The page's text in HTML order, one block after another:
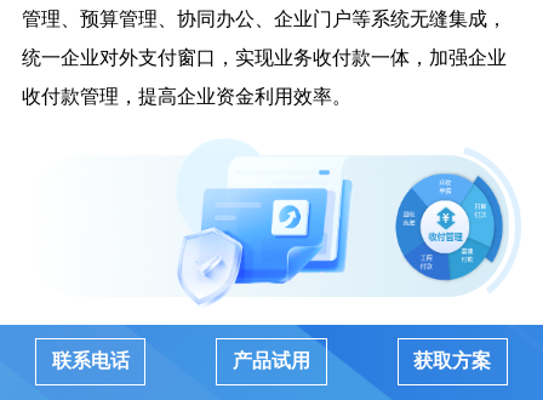
管理、预算管理、协同办公、企业门户等系统无缝集成，
统一企业对外支付窗口，实现业务收付款一体，加强企业
收付款管理，提高企业资金利用效率。
产品功能
联系电话 产品试用 获取方案